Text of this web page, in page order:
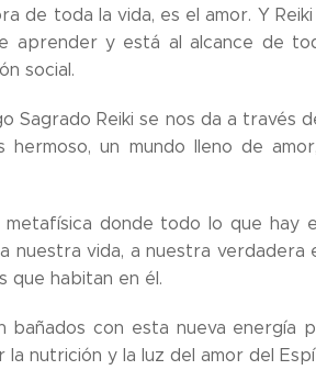
de toda la vida, es el amor. Y
aprender y está al alcance de
social.
Sagrado Reiki se nos da a través
hermoso, un mundo lleno de
donde todo lo que hay
nuestra vida, a nuestra
que habitan en él.
con esta nueva energía
nutrición y la luz del amor del